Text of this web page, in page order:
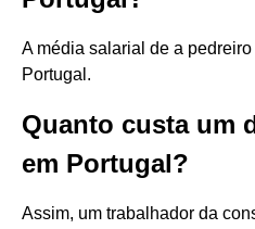
A média salarial de a
Portugal.
Quanto custa um
em Portugal?
Assim, um trabalhador da